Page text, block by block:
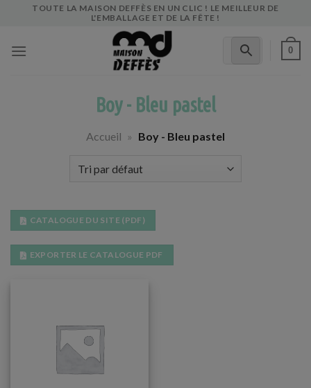
TOUTE LA MAISON DEFFÈS EN UN CLIC ! LE MEILLEUR DE
L'EMBALLAGE ET DE LA FÊTE !
0
Boy - Bleu pastel
Accueil » Boy - Bleu pastel
CATALOGUE DU SITE (PDF)
EXPORTER LE CATALOGUE PDF